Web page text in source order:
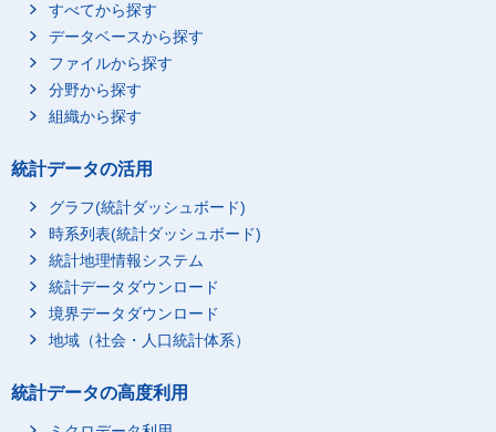
すべてから探す
データベースから探す
ファイルから探す
分野から探す
組織から探す
統計データの活用
グラフ(統計ダッシュボード)
時系列表(統計ダッシュボード)
統計地理情報システム
統計データダウンロード
境界データダウンロード
地域（社会・人口統計体系）
統計データの高度利用